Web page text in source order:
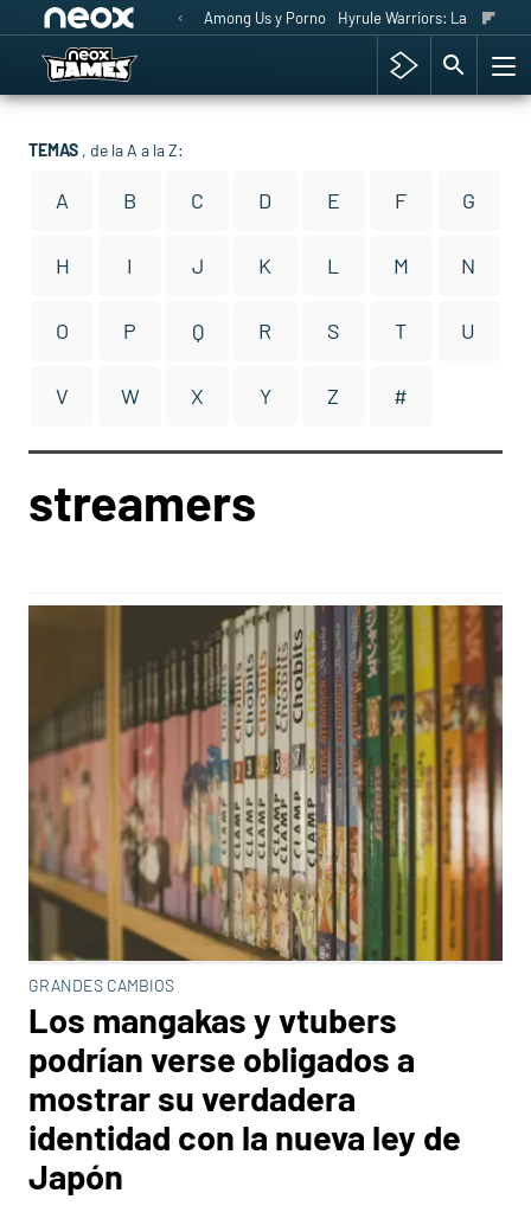
Among Us y Porno Hyrule Warriors: La Era del
TEMAS , de la A a la Z:
A B C D E F G
H I J K L M N
O P Q R S T U
V W X Y Z #
streamers
GRANDES CAMBIOS
Los mangakas y vtubers
podrían verse obligados a
mostrar su verdadera
identidad con la nueva ley de
Japón